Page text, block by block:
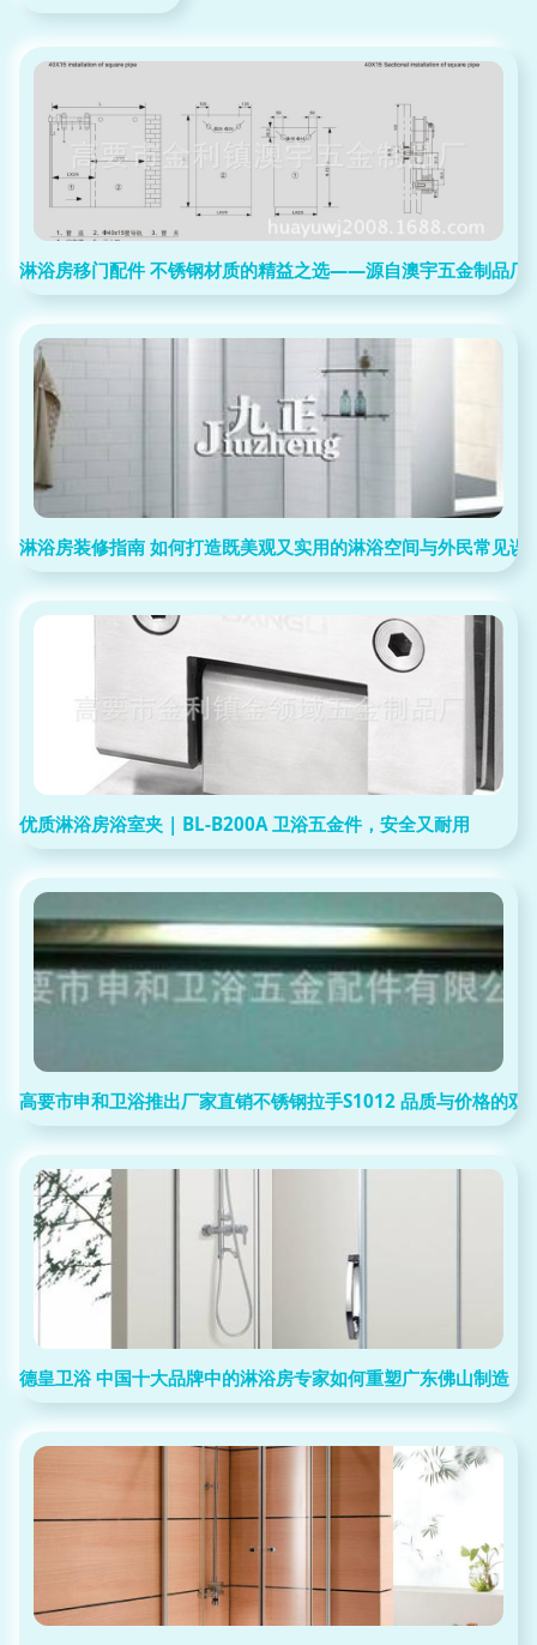
淋浴房移门配件 不锈钢材质的精益之选——源自澳宇五金制品厂
淋浴房装修指南 如何打造既美观又实用的淋浴空间与外民常见误
优质淋浴房浴室夹 | BL-B200A 卫浴五金件，安全又耐用
高要市申和卫浴推出厂家直销不锈钢拉手S1012 品质与价格的双
德皇卫浴 中国十大品牌中的淋浴房专家如何重塑广东佛山制造